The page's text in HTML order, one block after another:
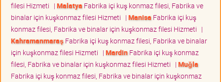
filesi Hizmeti | Malatya Fabrika içi kuş konmaz filesi, Fabrika ve
binalar için kuşkonmaz filesi Hizmeti | Manisa Fabrika içi kuş
konmaz filesi, Fabrika ve binalar için kuşkonmaz filesi Hizmeti |
Kahramanmaraş Fabrika içi kuş konmaz filesi, Fabrika ve binalar
için kuşkonmaz filesi Hizmeti | MardinFabrika içi kuş konmaz
filesi, Fabrika ve binalar için kuşkonmaz filesi Hizmeti | Muğla
Fabrika içi kuş konmaz filesi, Fabrika ve binalar için kuşkonmaz